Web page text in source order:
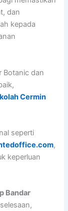
dan
kepada
Botanic dan
Cermin
seperti
,
keperluan
Bandar